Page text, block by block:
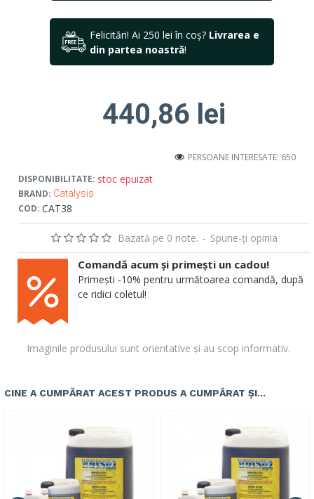
Felicitări! Ai 250 lei în coș? Livrarea e
din partea noastră!
DISPONIBILITATE: stoc epuizat
BRAND: Catalysis
COD: CAT38
PERSOANE INTERESATE: 650
Bazată pe 0 note. - Spune-ţi opinia
440,86 lei
Imaginile produsului sunt orientative și au scop informativ.
Comandă acum și primești un cadou!
Primești -10% pentru următoarea comandă, după
ce ridici coletul!
CINE A CUMPĂRAT ACEST PRODUS A CUMPĂRAT ȘI...